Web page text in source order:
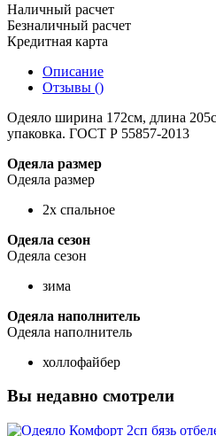
Наличный расчет
Безналичный расчет
Кредитная карта
Описание
Отзывы ()
Одеяло ширина 172см, длина
упаковка. ГОСТ Р 55857-2013
Одеяла размер
Одеяла размер
2х спальное
Одеяла сезон
Одеяла сезон
зима
Одеяла наполнитель
Одеяла наполнитель
холлофайбер
Вы недавно смотрели